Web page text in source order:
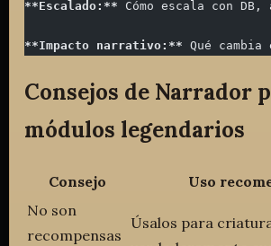
**Escalado:** Cómo escala con
**Impacto narrativo:** Qué
Consejos de Narrador
módulos legendarios
Consejo
Uso
No son
recompensas
Úsalos para